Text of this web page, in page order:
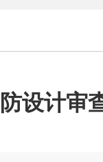
设计审